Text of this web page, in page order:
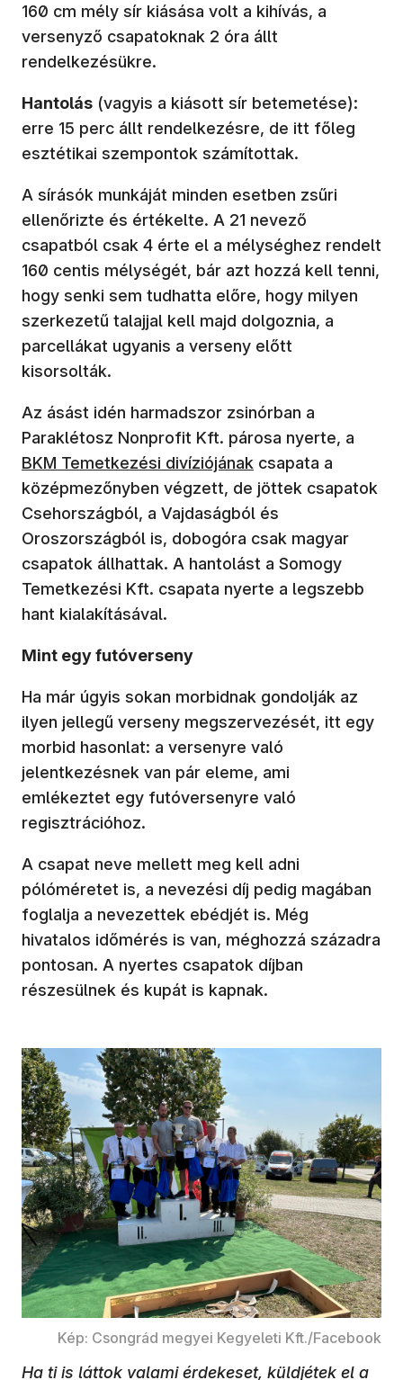
160 cm mély sír kiásása volt a kihívás, a
versenyző csapatoknak 2 óra állt
rendelkezésükre.
Hantolás (vagyis a kiásott sír betemetése):
erre 15 perc állt rendelkezésre, de itt főleg
esztétikai szempontok számítottak.
A sírásók munkáját minden esetben zsűri
ellenőrizte és értékelte. A 21 nevező
csapatból csak 4 érte el a mélységhez rendelt
160 centis mélységét, bár azt hozzá kell tenni,
hogy senki sem tudhatta előre, hogy milyen
szerkezetű talajjal kell majd dolgoznia, a
parcellákat ugyanis a verseny előtt
kisorsolták.
Az ásást idén harmadszor zsinórban a
Paraklétosz Nonprofit Kft. párosa nyerte, a
BKM Temetkezési divíziójának csapata a
középmezőnyben végzett, de jöttek csapatok
Csehországból, a Vajdaságból és
Oroszországból is, dobogóra csak magyar
csapatok állhattak. A hantolást a Somogy
Temetkezési Kft. csapata nyerte a legszebb
hant kialakításával.
Mint egy futóverseny
Ha már úgyis sokan morbidnak gondolják az
ilyen jellegű verseny megszervezését, itt egy
morbid hasonlat: a versenyre való
jelentkezésnek van pár eleme, ami
emlékeztet egy futóversenyre való
regisztrációhoz.
A csapat neve mellett meg kell adni
pólóméretet is, a nevezési díj pedig magában
foglalja a nevezettek ebédjét is. Még
hivatalos időmérés is van, méghozzá századra
pontosan. A nyertes csapatok díjban
részesülnek és kupát is kapnak.
Kép: Csongrád megyei Kegyeleti Kft./Facebook
Ha ti is láttok valami érdekeset, küldjétek el a